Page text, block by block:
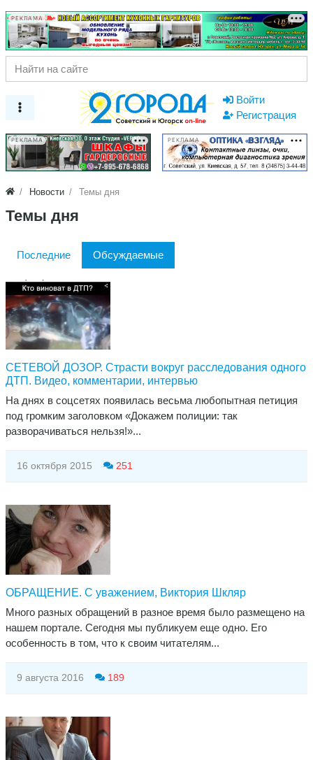
РЕКЛАМА
Войти
Регистрация
РЕКЛАМА РЕКЛАМА
Новости Темы дня
Темы дня
Последние Обсуждаемые
СЕТЕВОЙ ДОЗОР. Страсти вокруг расследования одного
ДТП. Видео, комментарии, интервью
На днях в соцсетях появилась весьма любопытная петиция
под громким заголовком «Докажем полиции: так
разворачиваться нельзя!»...
16 октября 2015 251
ОБРАЩЕНИЕ. С уважением, Виктория Шкляр
Много разных обращений в разное время было размещено на
нашем портале. Сегодня мы публикуем еще одно. Его
особенность в том, что к своим читателям...
9 августа 2016 189